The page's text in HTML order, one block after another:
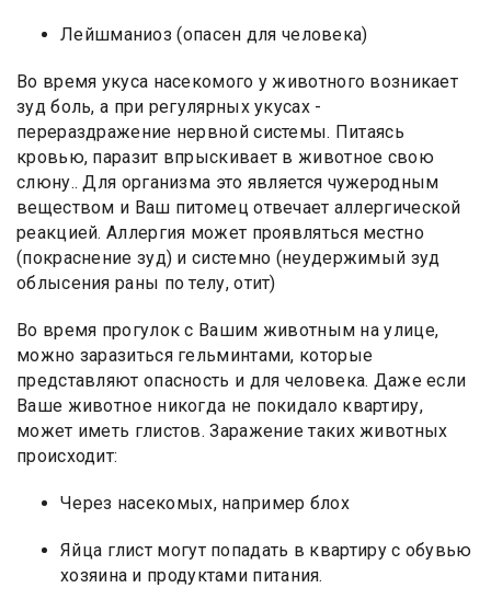
Лейшманиоз (опасен для человека)
Во время укуса насекомого у животного возникает
зуд боль, а при регулярных укусах -
перераздражение нервной системы. Питаясь
кровью, паразит впрыскивает в животное свою
слюну.. Для организма это является чужеродным
веществом и Ваш питомец отвечает аллергической
реакцией. Аллергия может проявляться местно
(покраснение зуд) и системно (неудержимый зуд
облысения раны по телу, отит)
Во время прогулок с Вашим животным на улице,
можно заразиться гельминтами, которые
представляют опасность и для человека. Даже если
Ваше животное никогда не покидало квартиру,
может иметь глистов. Заражение таких животных
происходит:
Через насекомых, например блох
Яйца глист могут попадать в квартиру с обувью
хозяина и продуктами питания.